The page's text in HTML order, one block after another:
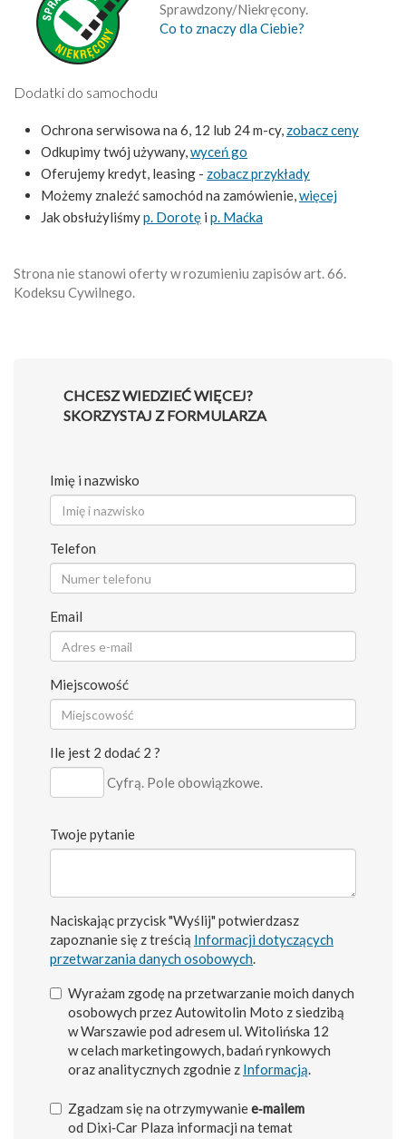
Sprawdzony/Niekręcony.
Co to znaczy dla Ciebie?
Dodatki do samochodu
Ochrona serwisowa na 6, 12 lub 24 m-cy, zobacz ceny
Odkupimy twój używany,wyceń go
Oferujemy kredyt, leasing - zobacz przykłady
Możemy znaleźć samochód na zamówienie,więcej
Jak obsłużyliśmyp. Dorotę i p. Maćka
Strona nie stanowi oferty w rozumieniu zapisów art. 66.
Kodeksu Cywilnego.
CHCESZ WIEDZIEĆ WIĘCEJ?
SKORZYSTAJ Z FORMULARZA
Imię i nazwisko
Telefon
Email
Miejscowość
Ile jest 2 dodać 2 ?
Cyfrą. Pole obowiązkowe.
Twoje pytanie
Naciskając przycisk "Wyślij" potwierdzasz
zapoznanie się z treścią Informacji dotyczących
przetwarzania danych osobowych.
Wyrażam zgodę na przetwarzanie moich danych
osobowych przez Autowitolin Moto z siedzibą
w Warszawie pod adresem ul. Witolińska 12
w celach marketingowych, badań rynkowych
oraz analitycznych zgodnie z Informacją.
Zgadzam się na otrzymywaniee‑mailem
od Dixi‑Car Plaza informacji na temat